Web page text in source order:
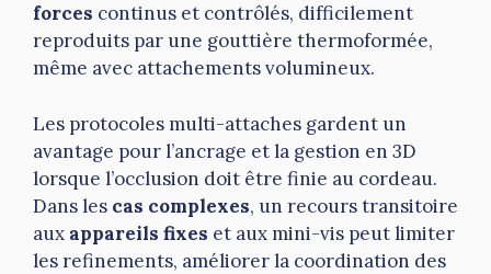
forces continus et contrôlés, difficilement
reproduits par une gouttière thermoformée,
même avec attachements volumineux.
Les protocoles multi-attaches gardent un
avantage pour l’ancrage et la gestion en 3D
lorsque l’occlusion doit être finie au cordeau.
Dans les cas complexes, un recours transitoire
aux appareils fixes et aux mini-vis peut limiter
les refinements, améliorer la coordination des